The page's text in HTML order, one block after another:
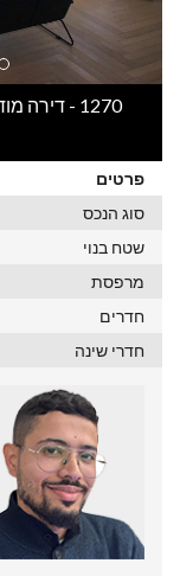
1270 - דירה מודרנית למכירה מול הים בהרצליה פיתוח
פרטים
סוג הנכס
שטח בנוי
מרפסת
חדרים
חדרי שינה